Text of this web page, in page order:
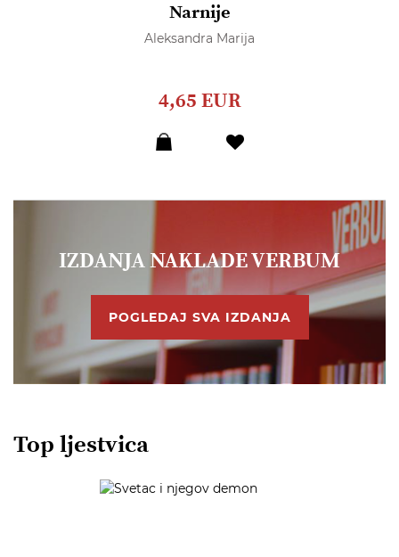
Narnije
Aleksandra Marija
4,65 EUR
IZDANJA NAKLADE VERBUM
POGLEDAJ SVA IZDANJA
Top ljestvica